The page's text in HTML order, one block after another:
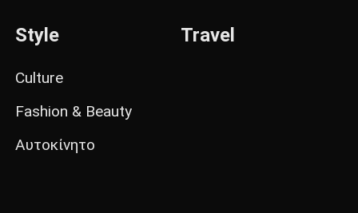
Style
Culture
Fashion & Beauty
Αυτοκίνητο
Travel